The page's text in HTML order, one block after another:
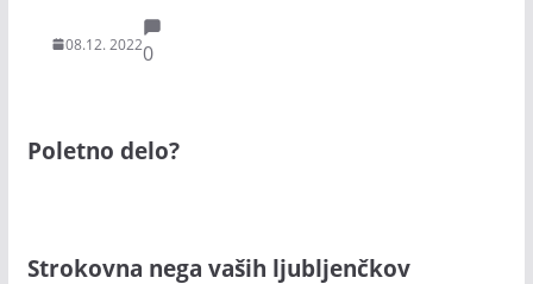
08.12. 20220
Poletno delo?
Strokovna nega vaših ljubljenčkov